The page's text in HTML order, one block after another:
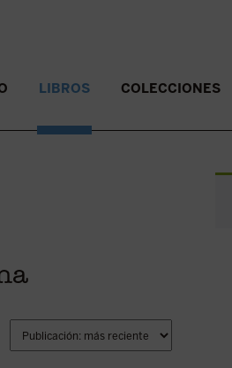
LIBROS COLECCIONES